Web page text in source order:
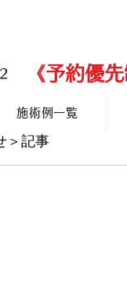
《予約優先
施術例一覧
＞記事